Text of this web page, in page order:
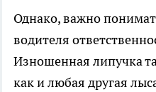
Однако, важно
водителя
Изношенная липучка
как и любая другая